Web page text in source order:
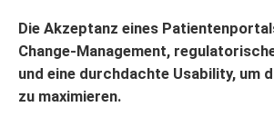
Die Akzeptanz eines
Change-Management,
und eine durchdachte Usability, um
zu maximieren.